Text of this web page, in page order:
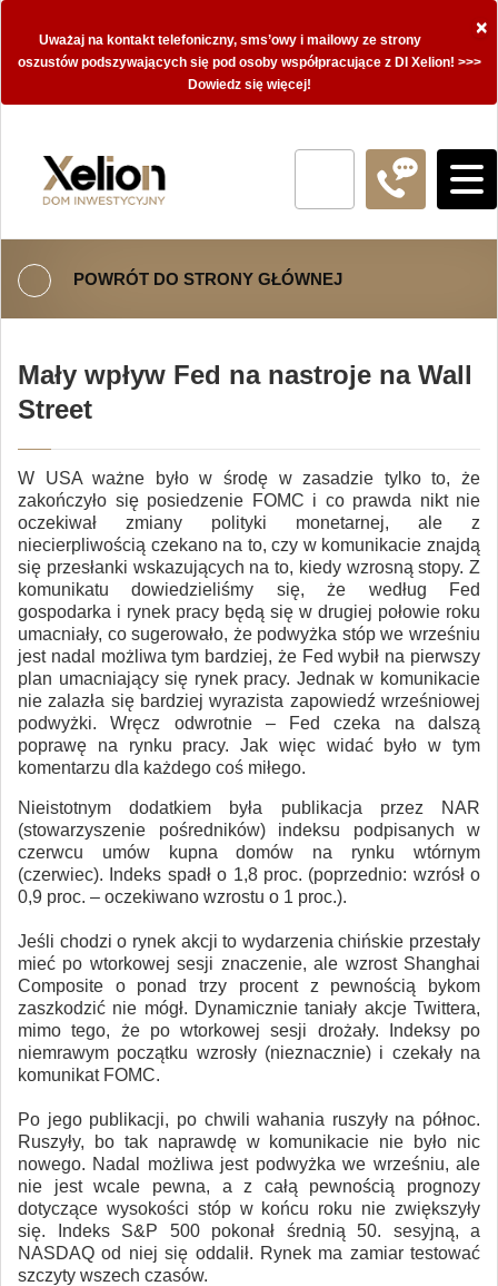
×
Uważaj na kontakt telefoniczny, sms’owy i mailowy ze strony
oszustów podszywających się pod osoby współpracujące z DI Xelion! >>>
Dowiedz się więcej!
POWRÓT DO STRONY GŁÓWNEJ
Mały wpływ Fed na nastroje na Wall
Street
W USA ważne było w środę w zasadzie tylko to, że
zakończyło się posiedzenie FOMC i co prawda nikt nie
oczekiwał zmiany polityki monetarnej, ale z
niecierpliwością czekano na to, czy w komunikacie znajdą
się przesłanki wskazujących na to, kiedy wzrosną stopy. Z
komunikatu dowiedzieliśmy się, że według Fed
gospodarka i rynek pracy będą się w drugiej połowie roku
umacniały, co sugerowało, że podwyżka stóp we wrześniu
jest nadal możliwa tym bardziej, że Fed wybił na pierwszy
plan umacniający się rynek pracy. Jednak w komunikacie
nie zalazła się bardziej wyrazista zapowiedź wrześniowej
podwyżki. Wręcz odwrotnie – Fed czeka na dalszą
poprawę na rynku pracy. Jak więc widać było w tym
komentarzu dla każdego coś miłego.
Nieistotnym dodatkiem była publikacja przez NAR
(stowarzyszenie pośredników) indeksu podpisanych w
czerwcu umów kupna domów na rynku wtórnym
(czerwiec). Indeks spadł o 1,8 proc. (poprzednio: wzrósł o
0,9 proc. – oczekiwano wzrostu o 1 proc.).
Jeśli chodzi o rynek akcji to wydarzenia chińskie przestały
mieć po wtorkowej sesji znaczenie, ale wzrost Shanghai
Composite o ponad trzy procent z pewnością bykom
zaszkodzić nie mógł. Dynamicznie taniały akcje Twittera,
mimo tego, że po wtorkowej sesji drożały. Indeksy po
niemrawym początku wzrosły (nieznacznie) i czekały na
komunikat FOMC.
Po jego publikacji, po chwili wahania ruszyły na północ.
Ruszyły, bo tak naprawdę w komunikacie nie było nic
nowego. Nadal możliwa jest podwyżka we wrześniu, ale
nie jest wcale pewna, a z całą pewnością prognozy
dotyczące wysokości stóp w końcu roku nie zwiększyły
się. Indeks S&P 500 pokonał średnią 50. sesyjną, a
NASDAQ od niej się oddalił. Rynek ma zamiar testować
szczyty wszech czasów.